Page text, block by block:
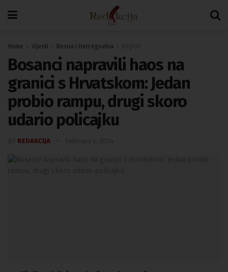
Home Vijesti Bosna i Hercegovina
Bosanci napravili haos na
granici s Hrvatskom: Jedan
probio rampu, drugi skoro
udario policajku
REDAKCIJA